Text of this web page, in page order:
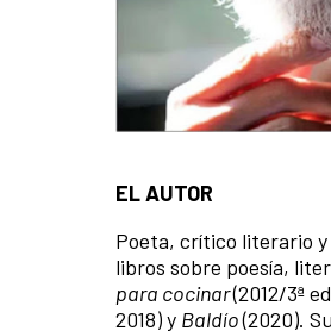
EL AUTOR
Poeta, crítico literario
libros sobre poesía,
para cocinar(2012/3ª
2018) y Baldío(2020).